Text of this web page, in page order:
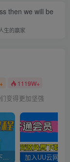
then we will be
生的赢家
1119W+
变得更加坚强
全网VIP课程 无损下载~